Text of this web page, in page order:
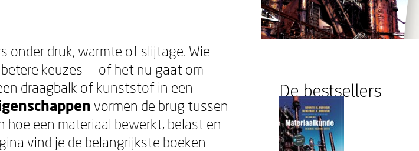
onder druk, warmte of slijtage. Wie
keuzes — of het nu gaat om
draagbalk of kunststof in een
vormen de brug tussen
hoe een materiaal bewerkt, belast en
vind je de belangrijkste boeken
De bestsellers